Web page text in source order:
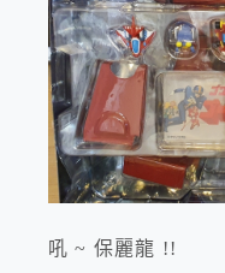
吼 ~ 保麗龍 !!